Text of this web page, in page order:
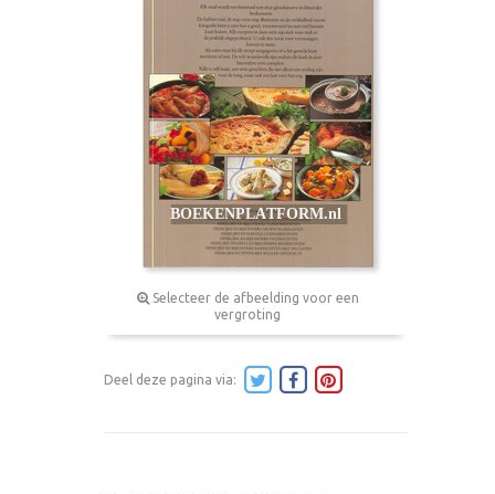
Selecteer de afbeelding voor een
vergroting
Deel deze pagina via: